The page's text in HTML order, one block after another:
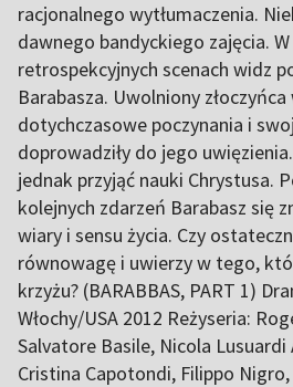
racjonalnego wytłumaczenia.
dawnego bandyckiego zajęcia.
retrospekcyjnych scenach widz
Barabasza. Uwolniony
dotychczasowe poczynania i
doprowadziły do jego
jednak przyjąć nauki Chrystusa.
kolejnych zdarzeń Barabasz się
wiary i sensu życia. Czy
równowagę i uwierzy w tego,
krzyżu? (BARABBAS, PART 1)
Włochy/USA 2012 Reżyseria:
Salvatore Basile, Nicola
Cristina Capotondi, Filippo Nigro,